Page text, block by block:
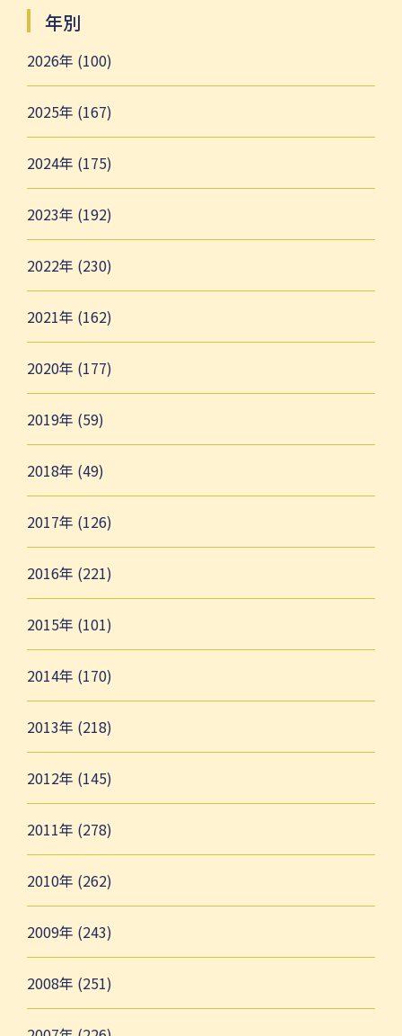
年別
2026年 (100)
2025年 (167)
2024年 (175)
2023年 (192)
2022年 (230)
2021年 (162)
2020年 (177)
2019年 (59)
2018年 (49)
2017年 (126)
2016年 (221)
2015年 (101)
2014年 (170)
2013年 (218)
2012年 (145)
2011年 (278)
2010年 (262)
2009年 (243)
2008年 (251)